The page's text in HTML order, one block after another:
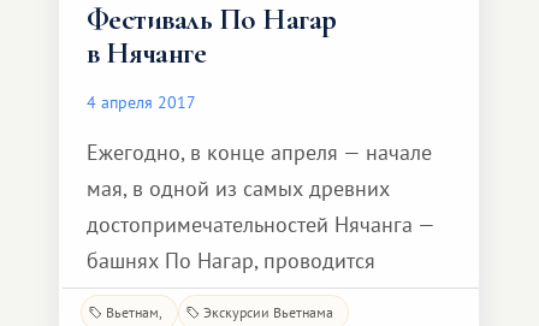
Фестиваль По Нагар
в Нячанге
4 апреля 2017
Ежегодно, в конце апреля — начале
мая, в одной из самых древних
достопримечательностей Нячанга —
башнях По Нагар, проводится
фестиваль, посвященный местной
Вьетнам Экскурсии Вьетнама